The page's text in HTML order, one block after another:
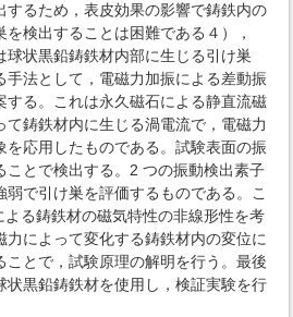
するため，表皮効果の影響で鋳鉄内の
検出することは困難である４），
球状黒鉛鋳鉄材内部に生じる引け巣
手法として，電磁力加振による差動振
する。これは永久磁石による静直流磁
鋳鉄材内に生じる渦電流で，電磁力
を応用したものである。試験表面の振
ことで検出する。2 つの振動検出素子
で引け巣を評価するものである。こ
る鋳鉄材の磁気特性の非線形性を考
力によって変化する鋳鉄材内の変位に
ことで，試験原理の解明を行う。最後
状黒鉛鋳鉄材を使用し，検証実験を行